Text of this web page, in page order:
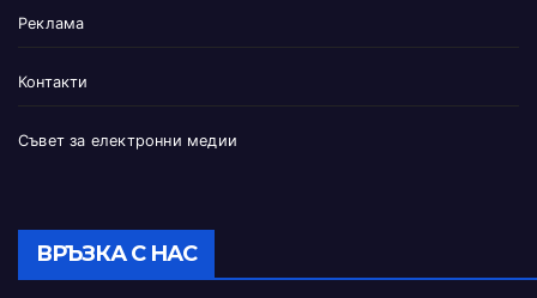
Реклама
Контакти
Съвет за електронни медии
ВРЪЗКА С НАС